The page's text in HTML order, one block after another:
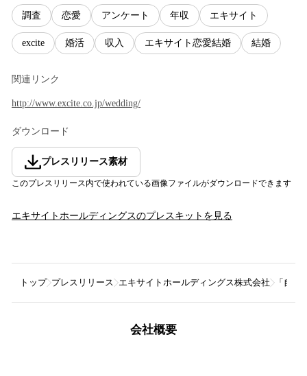
調査 恋愛 アンケート 年収 エキサイト
excite 婚活 収入 エキサイト恋愛結婚 結婚
関連リンク
http://www.excite.co.jp/wedding/
ダウンロード
プレスリリース素材
このプレスリリース内で使われている画像ファイルがダウンロードできます
エキサイトホールディングスのプレスキットを見る
トップ プレスリリース エキサイトホールディングス株式会社 「自
会社概要